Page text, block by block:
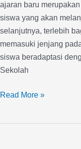
ajaran baru
siswa yang akan
selanjutnya, terlebih
memasuki jenjang
siswa beradaptasi
Sekolah
Read More »